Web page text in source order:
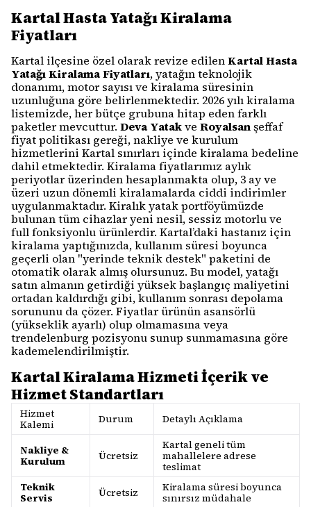
Kartal Hasta Yatağı Kiralama
Fiyatları
Kartal ilçesine özel olarak revize edilenKartal Hasta
Yatağı Kiralama Fiyatları, yatağın teknolojik
donanımı, motor sayısı ve kiralama süresinin
uzunluğuna göre belirlenmektedir. 2026 yılı kiralama
listemizde, her bütçe grubuna hitap eden farklı
paketler mevcuttur. Deva Yatakve Royalsanşeffaf
fiyat politikası gereği, nakliye ve kurulum
hizmetlerini Kartal sınırları içinde kiralama bedeline
dahil etmektedir. Kiralama fiyatlarımız aylık
periyotlar üzerinden hesaplanmakta olup, 3 ay ve
üzeri uzun dönemli kiralamalarda ciddi indirimler
uygulanmaktadır. Kiralık yatak portföyümüzde
bulunan tüm cihazlar yeni nesil, sessiz motorlu ve
full fonksiyonlu ürünlerdir. Kartal’daki hastanız için
kiralama yaptığınızda, kullanım süresi boyunca
geçerli olan "yerinde teknik destek" paketini de
otomatik olarak almış olursunuz. Bu model, yatağı
satın almanın getirdiği yüksek başlangıç maliyetini
ortadan kaldırdığı gibi, kullanım sonrası depolama
sorununu da çözer. Fiyatlar ürünün asansörlü
(yükseklik ayarlı) olup olmamasına veya
trendelenburg pozisyonu sunup sunmamasına göre
kademelendirilmiştir.
Kartal Kiralama Hizmeti İçerik ve
Hizmet Standartları
Hizmet
Kalemi
Durum Detaylı Açıklama
Nakliye &
Kurulum
Ücretsiz
Kartal geneli tüm
mahallelere adrese
teslimat
Teknik
Servis
Ücretsiz
Kiralama süresi boyunca
sınırsız müdahale